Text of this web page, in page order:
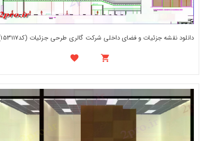
دانلود نقشه جزئیات و فضای داخلی شرکت گالری طرحی جزئیات (کد153117)